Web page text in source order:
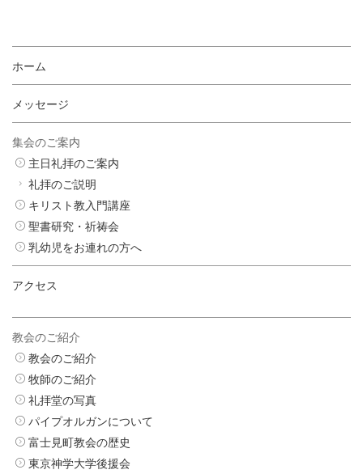
ホーム
メッセージ
集会のご案内
主日礼拝のご案内
礼拝のご説明
キリスト教入門講座
聖書研究・祈祷会
乳幼児をお連れの方へ
アクセス
教会のご紹介
教会のご紹介
牧師のご紹介
礼拝堂の写真
パイプオルガンについて
富士見町教会の歴史
東京神学大学後援会